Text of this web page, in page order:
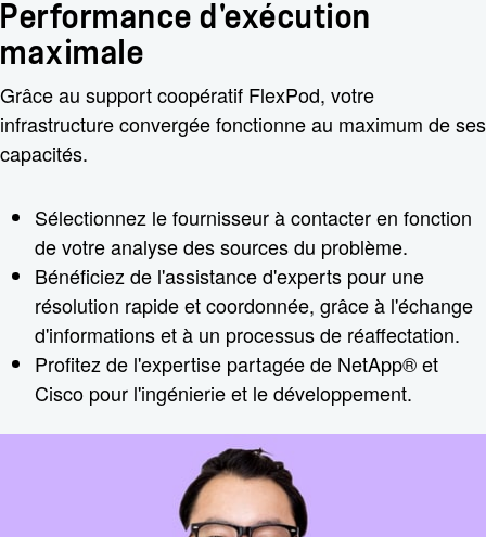
Performance d'exécution
maximale
Grâce au support coopératif FlexPod, votre
infrastructure convergée fonctionne au maximum de ses
capacités.
Sélectionnez le fournisseur à contacter en fonction
de votre analyse des sources du problème.
Bénéficiez de l'assistance d'experts pour une
résolution rapide et coordonnée, grâce à l'échange
d'informations et à un processus de réaffectation.
Profitez de l'expertise partagée de NetApp® et
Cisco pour l'ingénierie et le développement.